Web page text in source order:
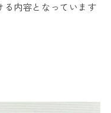
る内容となっています